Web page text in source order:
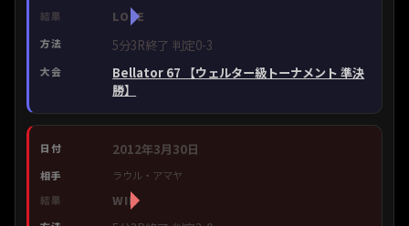
LOSE
5分3R終了 判定0-3
Bellator 67 【ウェルター級トーナメント 準決
勝】
2012年3月30日
ラウル・アマヤ
WIN